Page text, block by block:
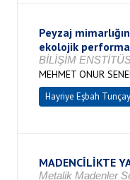
Peyzaj
ekolojik
BİLİŞİM
MEHMET ONUR
Hayriye Eşbah Tunçay
MADENCİLİKTE
Metalik Madenler